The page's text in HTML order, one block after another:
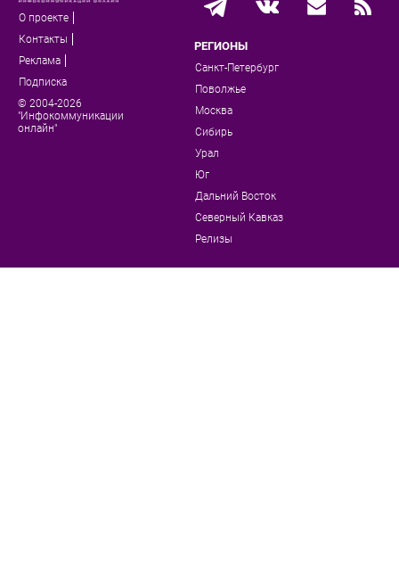
О проекте
Контакты
Реклама
Подписка
© 2004-2026
"Инфокоммуникации
онлайн"
РЕГИОНЫ
Санкт-Петербург
Поволжье
Москва
Сибирь
Урал
Юг
Дальний Восток
Северный Кавказ
Релизы